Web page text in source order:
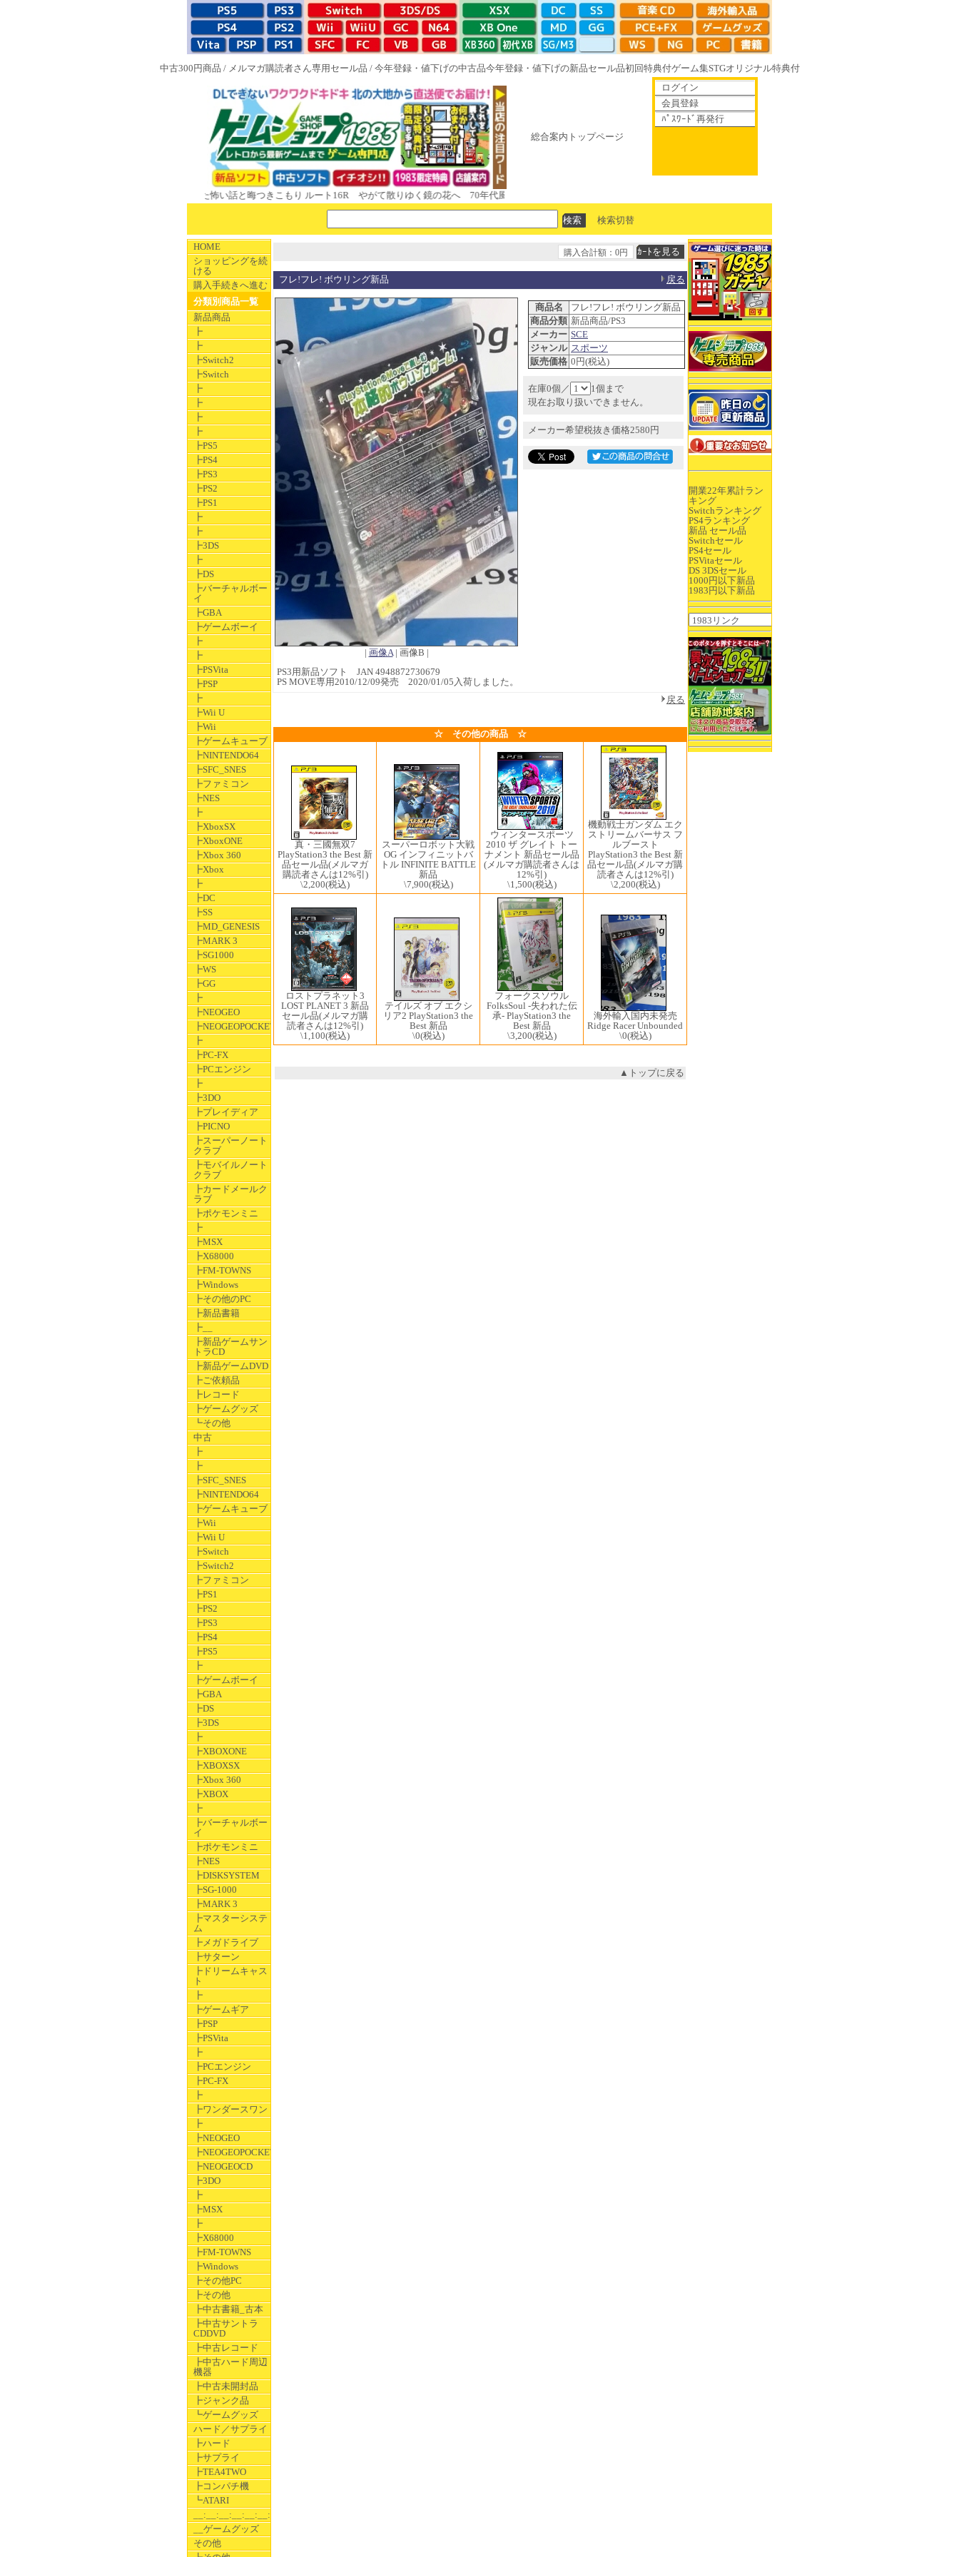
中古300円商品 / メルマガ購読者さん専用セール品 / 今年登録・値下げの中古品今年登録・値下げの新品セール品初回特典付ゲーム集STGオリジナル特典付
総合案内トップページ
やのまんCOLLECTION 学校であった怖い話と晦󠄀つきこもり ルート16R やがて散りゆく鏡の花へ 70年代風ロボットアニメ ゲッP-X アレサCOLLECTION 1993-1995 ライデンファイターズ リミックスコレクション
ログイン
会員登録
ﾊﾟｽﾜｰﾄﾞ再発行
検索切替
HOME
ショッピングを続
ける
購入手続きへ進む
分類別商品一覧
新品商品
┣
┣
┣Switch2
┣Switch
┣
┣
┣
┣
┣PS5
┣PS4
┣PS3
┣PS2
┣PS1
┣
┣
┣3DS
┣
┣DS
┣バーチャルボー
イ
┣GBA
┣ゲームボーイ
┣
┣
┣PSVita
┣PSP
┣
┣Wii U
┣Wii
┣ゲームキューブ
┣NINTENDO64
┣SFC_SNES
┣ファミコン
┣NES
┣
┣XboxSX
┣XboxONE
┣Xbox 360
┣Xbox
┣
┣DC
┣SS
┣MD_GENESIS
┣MARK 3
┣SG1000
┣WS
┣GG
┣
┣NEOGEO
┣NEOGEOPOCKET
┣
┣PC-FX
┣PCエンジン
┣
┣3DO
┣プレイディア
┣PICNO
┣スーパーノート
クラブ
┣モバイルノート
クラブ
┣カードメールク
ラブ
┣ポケモンミニ
┣
┣MSX
┣X68000
┣FM-TOWNS
┣Windows
┣その他のPC
┣新品書籍
┣__
┣新品ゲームサン
トラCD
┣新品ゲームDVD
┣ご依頼品
┣レコード
┣ゲームグッズ
┗その他
中古
┣
┣
┣SFC_SNES
┣NINTENDO64
┣ゲームキューブ
┣Wii
┣Wii U
┣Switch
┣Switch2
┣ファミコン
┣PS1
┣PS2
┣PS3
┣PS4
┣PS5
┣
┣ゲームボーイ
┣GBA
┣DS
┣3DS
┣
┣XBOXONE
┣XBOXSX
┣Xbox 360
┣XBOX
┣
┣バーチャルボー
イ
┣ポケモンミニ
┣NES
┣DISKSYSTEM
┣SG-1000
┣MARK 3
┣マスターシステ
ム
┣メガドライブ
┣サターン
┣ドリームキャス
ト
┣
┣ゲームギア
┣PSP
┣PSVita
┣
┣PCエンジン
┣PC-FX
┣
┣ワンダースワン
┣
┣NEOGEO
┣NEOGEOPOCKET
┣NEOGEOCD
┣3DO
┣
┣MSX
┣
┣X68000
┣FM-TOWNS
┣Windows
┣その他PC
┣その他
┣中古書籍_古本
┣中古サントラ
CDDVD
┣中古レコード
┣中古ハード周辺
機器
┣中古未開封品
┣ジャンク品
┗ゲームグッズ
ハード／サプライ
┣ハード
┣サプライ
┣TEA4TWO
┣コンパチ機
┗ATARI
__:__:__:__:__:__:__
__ゲームグッズ
その他
開業22年累計ラン
キング
Switchランキング
PS4ランキング
新品 セール品
Switchセール
PS4セール
PSVitaセール
DS 3DSセール
1000円以下新品
1983円以下新品
購入合計額：0円
フレ!フレ! ボウリング新品 戻る
| 画像A| 画像B |
商品名
フレ!フレ! ボウリング新品
商品分類 新品商品/PS3
メーカー SCE
ジャンル スポーツ
販売価格 0円(税込)
在庫0個／
1個まで
現在お取り扱いできません。
メーカー希望税抜き価格2580円
PS3用新品ソフト JAN 4948872730679
PS MOVE専用2010/12/09発売 2020/01/05入荷しました。
戻る
☆ その他の商品 ☆
真・三國無双7
PlayStation3 the Best 新
品セール品(メルマガ
購読者さんは12%引)
\2,200(税込)
スーパーロボット大戦
OG インフィニットバ
トル INFINITE BATTLE
新品
\7,900(税込)
ウィンタースポーツ
2010 ザ グレイト トー
ナメント 新品セール品
(メルマガ購読者さんは
12%引)
\1,500(税込)
機動戦士ガンダム エク
ストリームバーサス フ
ルブースト
PlayStation3 the Best 新
品セール品(メルマガ購
読者さんは12%引)
\2,200(税込)
ロストプラネット3
LOST PLANET 3 新品
セール品(メルマガ購
読者さんは12%引)
\1,100(税込)
テイルズ オブ エクシ
リア2 PlayStation3 the
Best 新品
\0(税込)
フォークスソウル
FolksSoul -失われた伝
承- PlayStation3 the
Best 新品
\3,200(税込)
海外輸入国内未発売
Ridge Racer Unbounded
\0(税込)
▲トップに戻る